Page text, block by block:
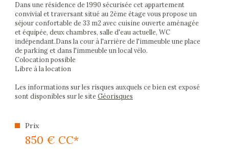
la
copropriété
Bilan
Dans une résidence de 1990 sécurisée cet appartement
convivial et traversant situé au 2ème étage vous propose un
séjour confortable de 33 m2 avec cuisine ouverte aménagée
et équipée, deux chambres, salle d'eau actuelle, WC
indépendant.Dans la cour à l'arrière de l'immeuble une place
de parking et dans l'immeuble un local vélo.
Colocation possible
Libre à la location
Les informations sur les risques auxquels ce bien est exposé
sont disponibles sur le siteGéorisques
Prix
850 € CC*